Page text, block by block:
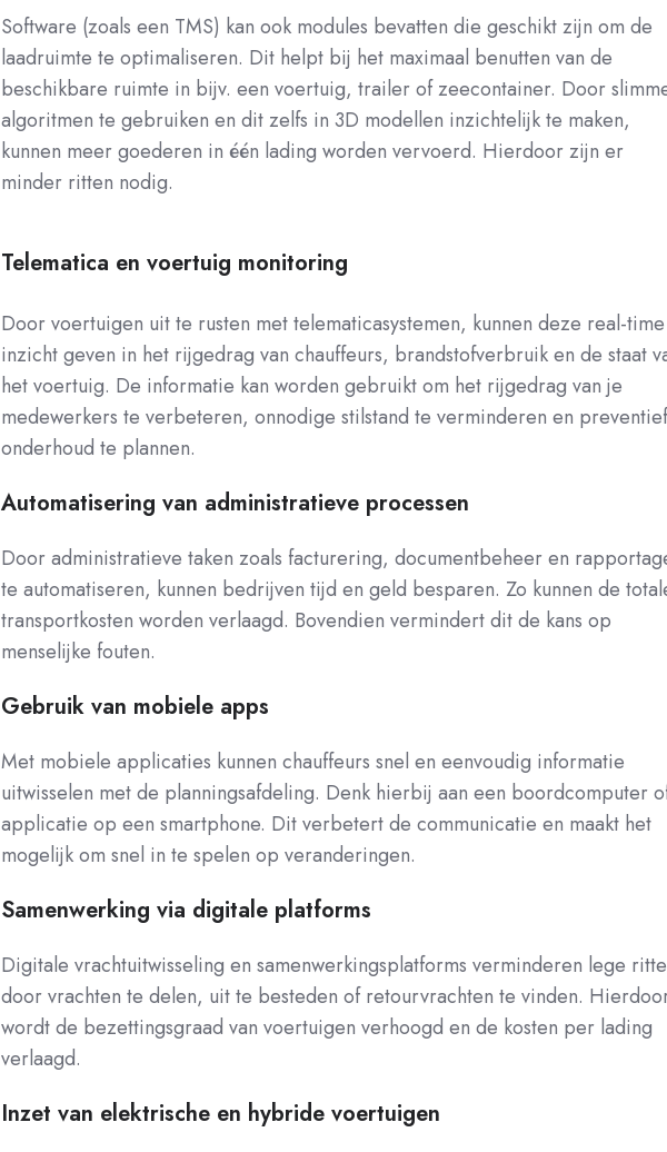
Software (zoals een TMS) kan ook modules bevatten die geschikt zijn om de
laadruimte te optimaliseren. Dit helpt bij het maximaal benutten van de
beschikbare ruimte in bijv. een voertuig, trailer of zeecontainer. Door
algoritmen te gebruiken en dit zelfs in 3D modellen inzichtelijk te maken,
kunnen meer goederen in één lading worden vervoerd. Hierdoor zijn er
minder ritten nodig.
Telematica en voertuig monitoring
Door voertuigen uit te rusten met telematicasystemen, kunnen deze real-time
inzicht geven in het rijgedrag van chauffeurs, brandstofverbruik en de staat
het voertuig. De informatie kan worden gebruikt om het rijgedrag van je
medewerkers te verbeteren, onnodige stilstand te verminderen en preventief
onderhoud te plannen.
Automatisering van administratieve processen
Door administratieve taken zoals facturering, documentbeheer en
te automatiseren, kunnen bedrijven tijd en geld besparen. Zo kunnen de
transportkosten worden verlaagd. Bovendien vermindert dit de kans op
menselijke fouten.
Gebruik van mobiele apps
Met mobiele applicaties kunnen chauffeurs snel en eenvoudig informatie
uitwisselen met de planningsafdeling. Denk hierbij aan een boordcomputer
applicatie op een smartphone. Dit verbetert de communicatie en maakt het
mogelijk om snel in te spelen op veranderingen.
Samenwerking via digitale platforms
Digitale vrachtuitwisseling en samenwerkingsplatforms verminderen lege
door vrachten te delen, uit te besteden of retourvrachten te vinden.
wordt de bezettingsgraad van voertuigen verhoogd en de kosten per lading
verlaagd.
Inzet van elektrische en hybride voertuigen